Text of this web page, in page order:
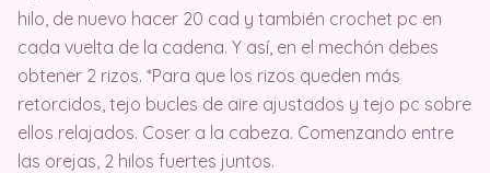
hilo, de nuevo hacer 20 cad y también crochet pc en
cada vuelta de la cadena. Y así, en el mechón debes
obtener 2 rizos. *Para que los rizos queden más
retorcidos, tejo bucles de aire ajustados y tejo pc sobre
ellos relajados. Coser a la cabeza. Comenzando entre
las orejas, 2 hilos fuertes juntos.